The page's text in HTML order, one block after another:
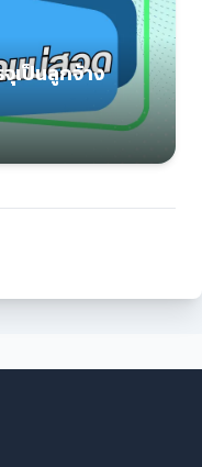
เป็นลูกจ้าง